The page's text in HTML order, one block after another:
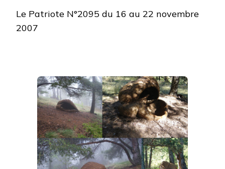
Le Patriote N°2095 du 16 au 22 novembre
2007